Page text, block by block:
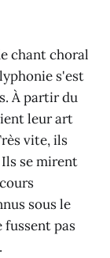
chant choral
s'est
À partir du
leur art
vite, ils
se mirent
sous le
fussent pas